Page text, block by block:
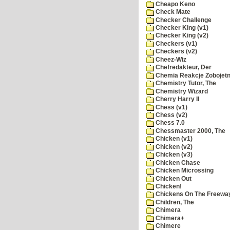
Cheapo Keno
Check Mate
Checker Challenge
Checker King (v1)
Checker King (v2)
Checkers (v1)
Checkers (v2)
Cheez-Wiz
Chefredakteur, Der
Chemia Reakcje
Chemistry Tutor, The
Chemistry Wizard
Cherry Harry II
Chess (v1)
Chess (v2)
Chess 7.0
Chessmaster 2000, The
Chicken (v1)
Chicken (v2)
Chicken (v3)
Chicken Chase
Chicken Microssing
Chicken Out
Chicken!
Chickens On The
Children, The
Chimera
Chimera+
Chimere